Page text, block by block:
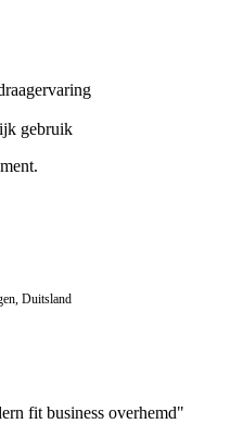
gebruik
Duitsland
fit business overhemd"